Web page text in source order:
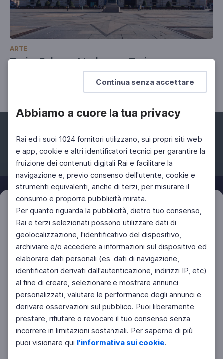
Continua senza accettare
Abbiamo a cuore la tua privacy
Rai ed i suoi 1024 fornitori utilizzano, sui propri siti web
e app, cookie e altri identificatori tecnici per garantire la
fruizione dei contenuti digitali Rai e facilitare la
navigazione e, previo consenso dell'utente, cookie e
strumenti equivalenti, anche di terzi, per misurare il
consumo e proporre pubblicità mirata.
Per quanto riguarda la pubblicità, dietro tuo consenso,
Rai e terzi selezionati possono utilizzare dati di
geolocalizzazione, l'identificativo del dispositivo,
archiviare e/o accedere a informazioni sul dispositivo ed
elaborare dati personali (es. dati di navigazione,
identificatori derivati dall'autenticazione, indirizzi IP, etc)
al fine di creare, selezionare e mostrare annunci
personalizzati, valutare le performance degli annunci e
derivare osservazioni sul pubblico. Puoi liberamente
prestare, rifiutare o revocare il tuo consenso senza
incorrere in limitazioni sostanziali. Per saperne di più
puoi visionare qui l'informativa sui cookie.
ARTE
Zeri e Palazzo Madama a Torino
Arte negata, Nino Criscenti, 1996
Filtri Azzera
Facebook Instagram Twitter